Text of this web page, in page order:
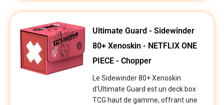
Ultimate Guard - Sidewinder
80+ Xenoskin - NETFLIX ONE
PIECE - Chopper
Le Sidewinder 80+ Xenoskin
d'Ultimate Guard est un deck box
TCG haut de gamme, offrant une